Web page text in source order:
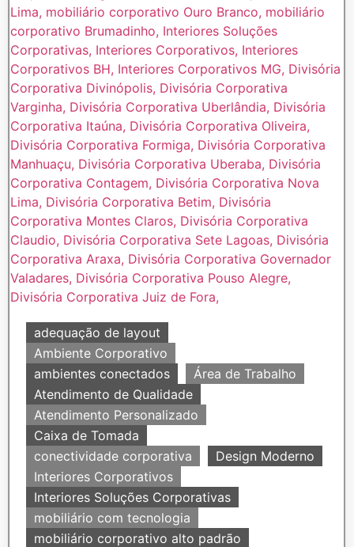
adequação de layout
Ambiente Corporativo
ambientes conectados
Área de Trabalho
Atendimento de Qualidade
Atendimento Personalizado
Caixa de Tomada
conectividade corporativa
Design Moderno
Interiores Corporativos
Interiores Soluções Corporativas
mobiliário com tecnologia
mobiliário corporativo alto padrão